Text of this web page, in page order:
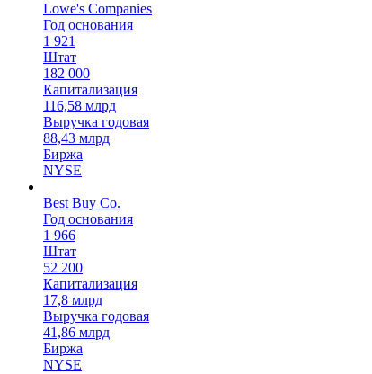
Lowe's Companies
Год основания
1 921
Штат
182 000
Капитализация
116,58 млрд
Выручка годовая
88,43 млрд
Биржа
NYSE
Best Buy Co.
Год основания
1 966
Штат
52 200
Капитализация
17,8 млрд
Выручка годовая
41,86 млрд
Биржа
NYSE